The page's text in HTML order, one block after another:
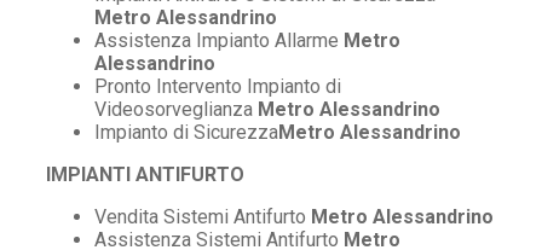
Metro Alessandrino
Assistenza Impianto Allarme Metro
Alessandrino
Pronto Intervento Impianto di
Videosorveglianza Metro Alessandrino
Impianto di SicurezzaMetro Alessandrino
IMPIANTI ANTIFURTO
Vendita Sistemi Antifurto Metro Alessandrino
Assistenza Sistemi Antifurto Metro